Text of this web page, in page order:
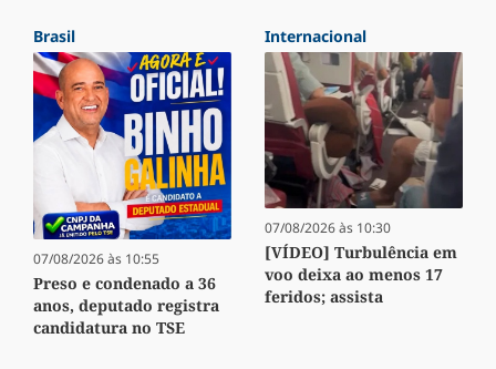
Brasil
07/08/2026 às 10:55
Preso e condenado a 36
anos, deputado registra
candidatura no TSE
Internacional
07/08/2026 às 10:30
[VÍDEO] Turbulência em
voo deixa ao menos 17
feridos; assista